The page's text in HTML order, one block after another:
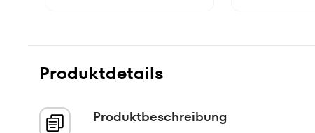
Produktdetails
Produktbeschreibung